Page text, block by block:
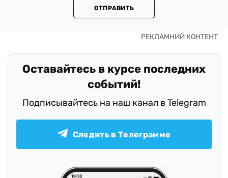
ОТПРАВИТЬ
Оставайтесь в курсе последних
событий!
Подписывайтесь на наш канал в Telegram
Следить в Телеграмме